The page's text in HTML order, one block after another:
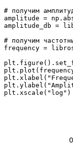
# получим
amplitude = np.
amplitude_db =
# получим
frequency =
plt.xlabel(
plt.ylabel(
plt.xscale( "log" )